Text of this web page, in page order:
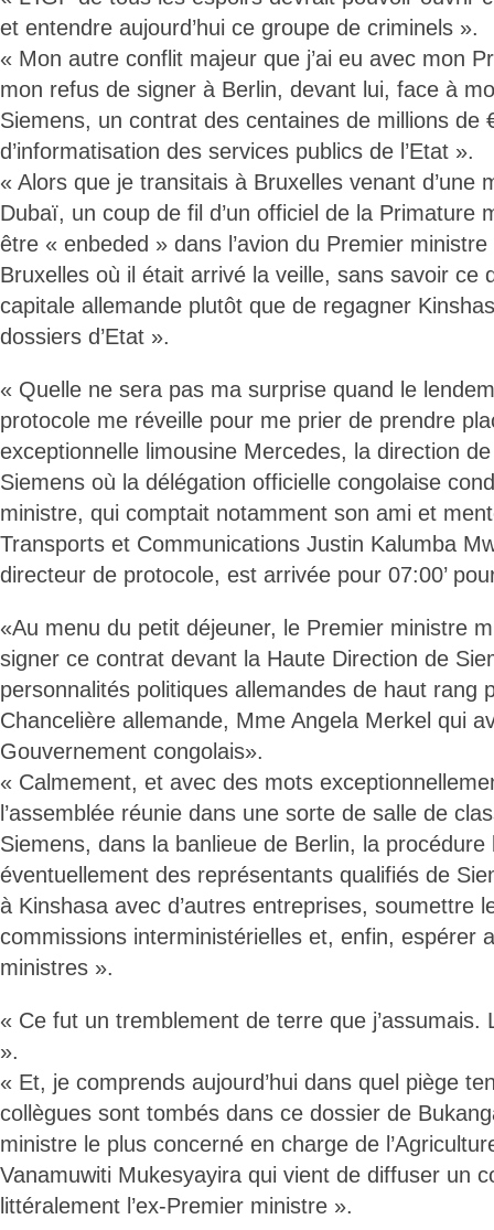
et entendre aujourd’hui ce groupe de criminels ».
« Mon autre conflit majeur que j’ai eu avec mon
mon refus de signer à Berlin, devant lui, face à
Siemens, un contrat des centaines de millions de
d’informatisation des services publics de l’Etat ».
« Alors que je transitais à Bruxelles venant d’une
Dubaï, un coup de fil d’un officiel de la Primature
être « enbeded » dans l’avion du Premier
Bruxelles où il était arrivé la veille, sans savoir ce
capitale allemande plutôt que de regagner
dossiers d’Etat ».
« Quelle ne sera pas ma surprise quand le
protocole me réveille pour me prier de prendre
exceptionnelle limousine Mercedes, la direction
Siemens où la délégation officielle congolaise
ministre, qui comptait notamment son ami et
Transports et Communications Justin Kalumba
directeur de protocole, est arrivée pour 07:00’
«Au menu du petit déjeuner, le Premier ministre
signer ce contrat devant la Haute Direction de
personnalités politiques allemandes de haut rang
Chancelière allemande, Mme Angela Merkel qui
Gouvernement congolais».
« Calmement, et avec des mots
l’assemblée réunie dans une sorte de salle de
Siemens, dans la banlieue de Berlin, la
éventuellement des représentants qualifiés de
à Kinshasa avec d’autres entreprises, soumettre
commissions interministérielles et, enfin, espérer
ministres ».
« Ce fut un tremblement de terre que j’assumais.
».
« Et, je comprends aujourd’hui dans quel piège
collègues sont tombés dans ce dossier de
ministre le plus concerné en charge de
Vanamuwiti Mukesyayira qui vient de diffuser un
littéralement l’ex-Premier ministre ».